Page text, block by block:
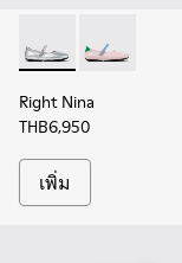
Right Nina -
Right
Right Nina
THB6,950
เพิ่ม